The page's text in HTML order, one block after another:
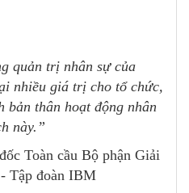
quản trị nhân sự của
nhiều giá trị cho tổ chức,
bản thân hoạt động nhân
này.”
Toàn cầu Bộ phận Giải
Tập đoàn IBM